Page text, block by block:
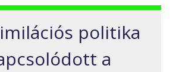
politika
a